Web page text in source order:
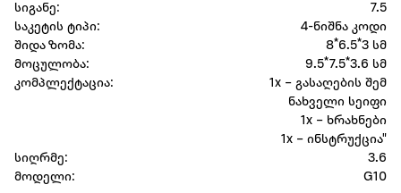
სიგანე:
7.5
საკეტის ტიპი:
4-ნიშნა კოდი
შიდა ზომა:
8*6.5*3 სმ
მოცულობა:
9.5*7.5*3.6 სმ
კომპლექტაცია:
1x – გასაღების შემ
ნახველი სეიფი
1x – ხრახნები
1x – ინსტრუქცია"
სიღრმე:
3.6
მოდელი:
G10